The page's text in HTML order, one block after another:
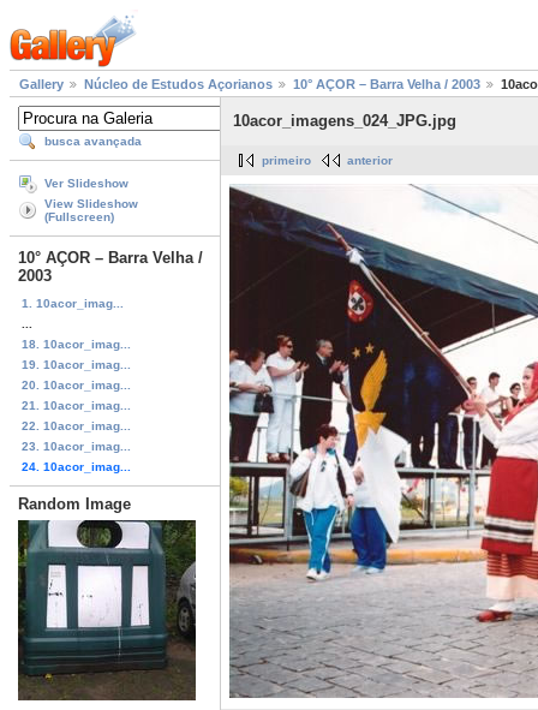
Gallery Núcleo de Estudos Açorianos 10° AÇOR – Barra Velha / 2003
busca avançada
Ver Slideshow
View Slideshow
(Fullscreen)
10° AÇOR – Barra Velha /
2003
1. 10acor_imag...
18. 10acor_imag...
19. 10acor_imag...
20. 10acor_imag...
21. 10acor_imag...
22. 10acor_imag...
23. 10acor_imag...
24. 10acor_imag...
Random Image
10acor_imagens_024_JPG.jpg
primeiro anterior